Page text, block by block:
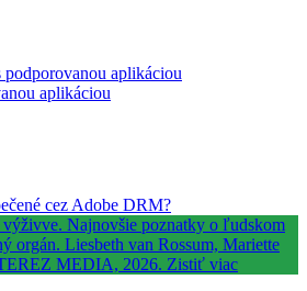
podporovanou aplikáciou
aplikáciou
cez Adobe DRM?